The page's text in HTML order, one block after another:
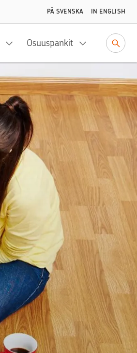
PÅ SVENSKA IN ENGLISH
Osuuspankit